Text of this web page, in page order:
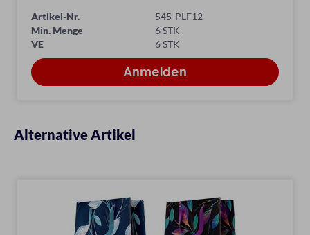
Artikel-Nr.
545-PLF12
Min. Menge
6 STK
VE
6 STK
Alternative Artikel